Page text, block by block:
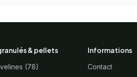
& pellets
(78)
Informations
Contact